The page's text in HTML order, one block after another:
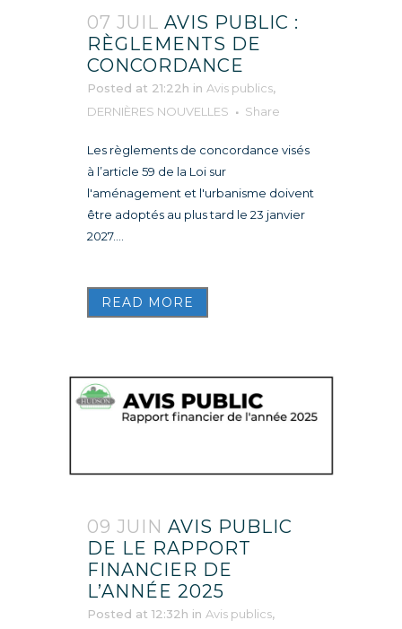
07 JUIL AVIS PUBLIC :
RÈGLEMENTS DE
CONCORDANCE
Posted at 21:22h in Avis publics,
DERNIÈRES NOUVELLES
Share
Les règlements de concordance visés
à l’article 59 de la Loi sur
l'aménagement et l'urbanisme doivent
être adoptés au plus tard le 23 janvier
2027....
READ MORE
09 JUIN AVIS PUBLIC
DE LE RAPPORT
FINANCIER DE
L’ANNÉE 2025
Posted at 12:32h in Avis publics,